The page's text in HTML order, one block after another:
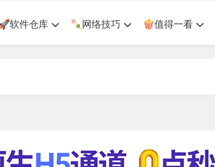
软件仓库 🍡网络技巧 🍿值得一看